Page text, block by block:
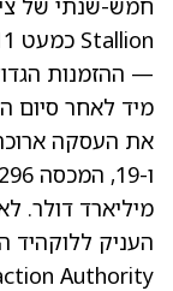
— ההזמנות
מיד לאחר סיום
מיליארד דולר.